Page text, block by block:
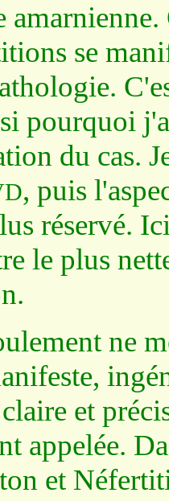
se
pourquoi
du cas.
, puis
réservé.
le plus
ne
et
appelée.
et